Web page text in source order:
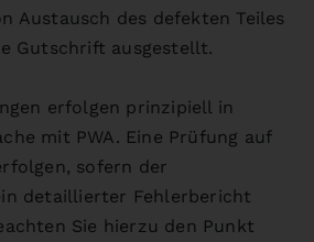
Austausch des defekten Teiles
Gutschrift ausgestellt.
erfolgen prinzipiell in
mit PWA. Eine Prüfung auf
sofern der
detaillierter Fehlerbericht
Sie hierzu den Punkt